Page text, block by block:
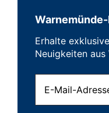
Erhalte
Neuigkeiten aus